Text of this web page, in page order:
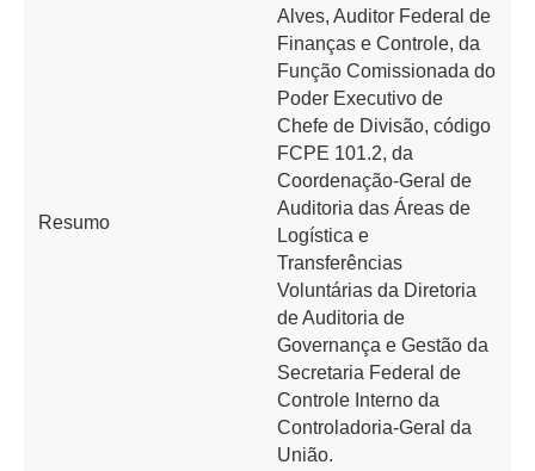
Resumo
Alves, Auditor Federal de
Finanças e Controle, da
Função Comissionada do
Poder Executivo de
Chefe de Divisão, código
FCPE 101.2, da
Coordenação-Geral de
Auditoria das Áreas de
Logística e
Transferências
Voluntárias da Diretoria
de Auditoria de
Governança e Gestão da
Secretaria Federal de
Controle Interno da
Controladoria-Geral da
União.